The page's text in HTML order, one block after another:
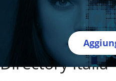
Directory Italia